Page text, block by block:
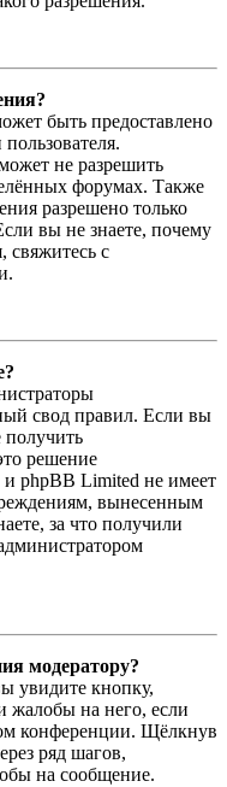
быть предоставлено
не разрешить
форумах. Также
разрешено только
вы не знаете, почему
свяжитесь с
свод правил. Если вы
решение
phpBB Limited не имеет
вынесенным
за что получили
модератору?
увидите кнопку,
жалобы на него, если
конференции. Щёлкнув
ряд шагов,
на сообщение.